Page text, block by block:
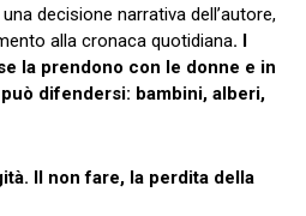
decisione narrativa dell’autore,
alla cronaca quotidiana. I
la prendono con le donne e in
difendersi: bambini, alberi,
Il non fare, la perdita della